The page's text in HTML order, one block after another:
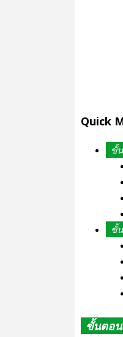
Quick
ขั้
ขั้
ขั้นตอ